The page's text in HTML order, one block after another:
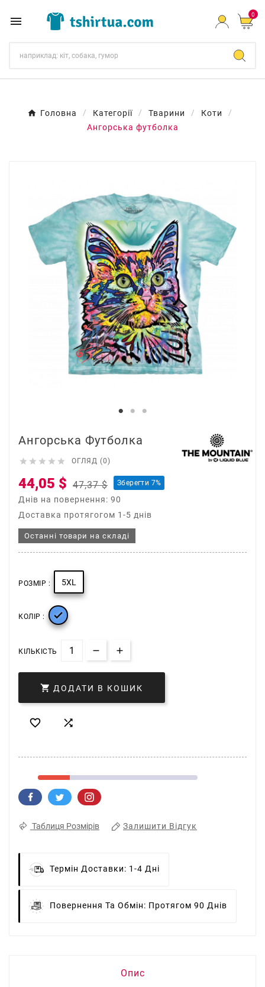
 0
Головна Категорії Тварини
Коти
Ангорська футболка
Ангорська Футболка
     ОГЛЯД (0)
44,05 $ 47,37 $ Зберегти 7%
Днів на повернення: 90
Доставка протягогом 1-5 днів
Останні товари на складі
РОЗМІР : 5XL
КОЛІР : 
КІЛЬКІСТЬ
 ДОДАТИ В КОШИК
 
Таблиця Розмірів Залишити Відгук
Термін Доставки: 1-4 Дні
Повернення Та Обмін: Протягом 90 Днів
Опис